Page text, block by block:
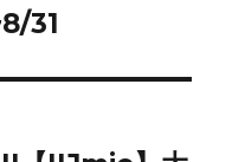
31